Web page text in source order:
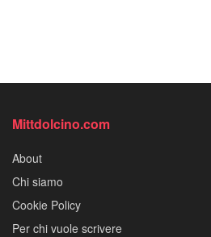
Mittdolcino.com
About
Chi siamo
Cookie Policy
Per chi vuole scrivere